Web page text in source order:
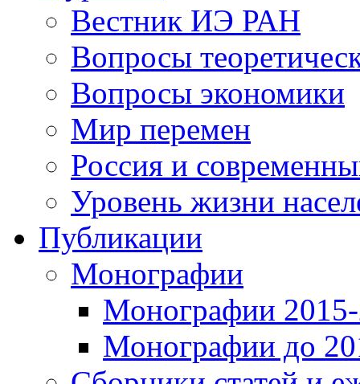
Вестник ИЭ РАН
Вопросы
Вопросы экономики
Мир перемен
Россия и
Уровень жизни
Публикации
Монографии
Монографии 2015-
Монографии до